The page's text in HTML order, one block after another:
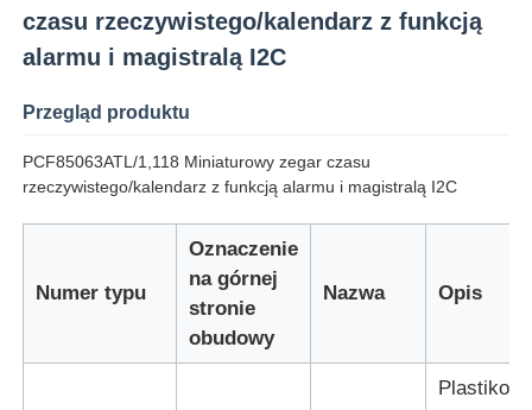
czasu rzeczywistego/kalendarz z funkcją
alarmu i magistralą I2C
Przegląd produktu
PCF85063ATL/1,118 Miniaturowy zegar czasu
rzeczywistego/kalendarz z funkcją alarmu i magistralą I2C
Numer typu
Oznaczenie
na górnej
stronie
obudowy
Nazwa Opis